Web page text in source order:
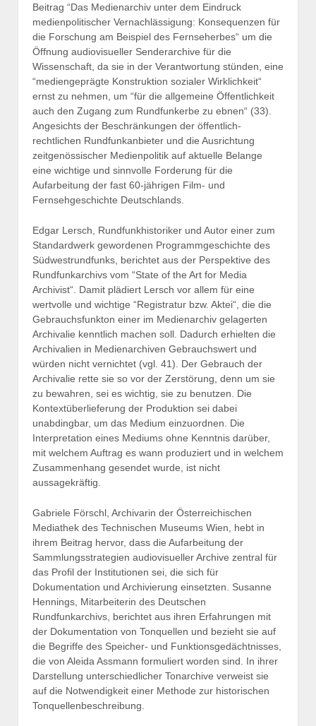
Beitrag “Das Medienarchiv unter dem Eindruck
medienpolitischer Vernachlässigung: Konsequenzen für
die Forschung am Beispiel des Fernseherbes“ um die
Öffnung audiovisueller Senderarchive für die
Wissenschaft, da sie in der Verantwortung stünden, eine
“mediengeprägte Konstruktion sozialer Wirklichkeit“
ernst zu nehmen, um “für die allgemeine Öffentlichkeit
auch den Zugang zum Rundfunkerbe zu ebnen“ (33).
Angesichts der Beschränkungen der öffentlich-
rechtlichen Rundfunkanbieter und die Ausrichtung
zeitgenössischer Medienpolitik auf aktuelle Belange
eine wichtige und sinnvolle Forderung für die
Aufarbeitung der fast 60-jährigen Film- und
Fernsehgeschichte Deutschlands.
Edgar Lersch, Rundfunkhistoriker und Autor einer zum
Standardwerk gewordenen Programmgeschichte des
Südwestrundfunks, berichtet aus der Perspektive des
Rundfunkarchivs vom “State of the Art for Media
Archivist“. Damit plädiert Lersch vor allem für eine
wertvolle und wichtige “Registratur bzw. Aktei“, die die
Gebrauchsfunkton einer im Medienarchiv gelagerten
Archivalie kenntlich machen soll. Dadurch erhielten die
Archivalien in Medienarchiven Gebrauchswert und
würden nicht vernichtet (vgl. 41). Der Gebrauch der
Archivalie rette sie so vor der Zerstörung, denn um sie
zu bewahren, sei es wichtig, sie zu benutzen. Die
Kontextüberlieferung der Produktion sei dabei
unabdingbar, um das Medium einzuordnen. Die
Interpretation eines Mediums ohne Kenntnis darüber,
mit welchem Auftrag es wann produziert und in welchem
Zusammenhang gesendet wurde, ist nicht
aussagekräftig.
Gabriele Förschl, Archivarin der Österreichischen
Mediathek des Technischen Museums Wien, hebt in
ihrem Beitrag hervor, dass die Aufarbeitung der
Sammlungsstrategien audiovisueller Archive zentral für
das Profil der Institutionen sei, die sich für
Dokumentation und Archivierung einsetzten. Susanne
Hennings, Mitarbeiterin des Deutschen
Rundfunkarchivs, berichtet aus ihren Erfahrungen mit
der Dokumentation von Tonquellen und bezieht sie auf
die Begriffe des Speicher- und Funktionsgedächtnisses,
die von Aleida Assmann formuliert worden sind. In ihrer
Darstellung unterschiedlicher Tonarchive verweist sie
auf die Notwendigkeit einer Methode zur historischen
Tonquellenbeschreibung.